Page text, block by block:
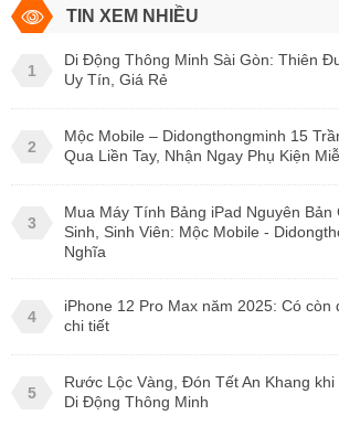
TIN XEM NHIỀU
1
Di Động Thông Minh Sài Gòn: Thiên
Uy Tín, Giá Rẻ
2
Mộc Mobile – Didongthongminh 15
Qua Liền Tay, Nhận Ngay Phụ Kiện
3
Mua Máy Tính Bảng iPad Nguyên Bản
Sinh, Sinh Viên: Mộc Mobile -
Nghĩa
4
iPhone 12 Pro Max năm 2025: Có
chi tiết
5
Rước Lộc Vàng, Đón Tết An Khang
Di Động Thông Minh